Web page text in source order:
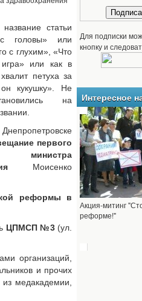
статьи
головы» или
с глухим», «Что
или как в
петуха за
кукушку». Не
на
первого
министра
Моисенко
реформы в
ЦПМСП №3(ул.
организаций,
и прочих
из медакадемии,
Для подписки
кнопку и
Интересное
Акция-митинг
реформе!"